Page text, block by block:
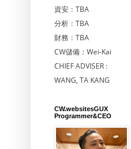
資安：TBA
分析：TBA
財務：TBA
CW儲備：Wei-Kai
CHIEF ADVISER :
WANG, TA KANG
CW.websitesGUX
Programmer&CEO